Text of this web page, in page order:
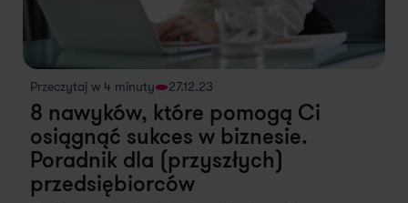
Przeczytaj w 4 minuty 27.12.23
8 nawyków, które pomogą Ci
osiągnąć sukces w biznesie.
Poradnik dla (przyszłych)
przedsiębiorców